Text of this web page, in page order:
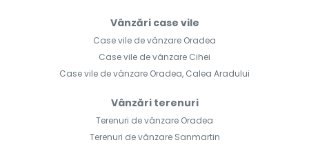
Vânzări case vile
Case vile de vânzare Oradea
Case vile de vânzare Cihei
Case vile de vânzare Oradea, Calea Aradului
Vânzări terenuri
Terenuri de vânzare Oradea
Terenuri de vânzare Sanmartin